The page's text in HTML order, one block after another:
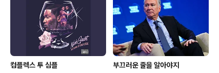
그의 모든 글은 저작권법의 보호를 받습니다. 어떠한 상업
적인 이용도 허가하지 않으며, 이용(불펌)허락을 하지 않습
컴플렉스 투 심플 부끄러운 줄을 알아야지